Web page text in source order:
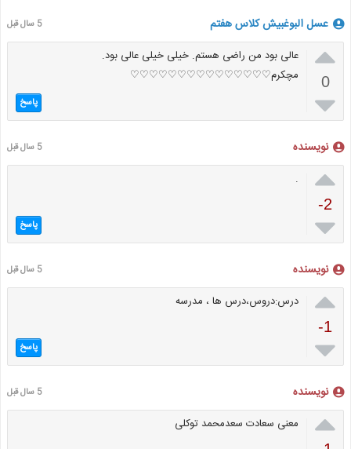
عسل البوغبیش کلاس هفتم 5 سال قبل

0

عالی بود من راضی هستم. خیلی خیلی عالی بود.
مچکرم♡♡♡♡♡♡♡♡♡♡♡♡♡♡♡
پاسخ
نویسنده 5 سال قبل

-2

.
پاسخ
نویسنده 5 سال قبل

-1

درس:دروس،درس ها ، مدرسه
پاسخ
نویسنده 5 سال قبل
 معنی سعادت سعدمحمد توکلی